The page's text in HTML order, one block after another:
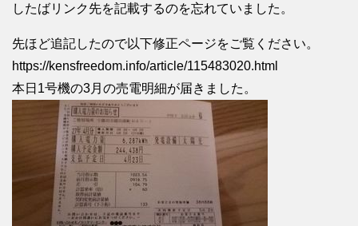
したばリンク先を記載するのを忘れていました。
先ほど追記したので以下修正ページをご覧ください。
https://kensfreedom.info/article/115483020.html
本日1号機の3月の売電明細が届きました。